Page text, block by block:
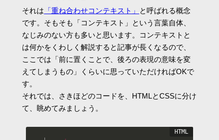
それは 「重ね合わせコンテキスト」
と呼ばれる概念
です。そもそも「コンテキスト」という言葉自体、
なじみのない方も多いと思います。コンテキストと
は何かをくわしく解説すると記事が長くなるので、
ここでは「前に置くことで、後ろの表現の意味を変
えてしまうもの」くらいに思っていただければOKで
す。
それでは、さきほどのコードを、HTMLとCSSに分け
て、眺めてみましょう。